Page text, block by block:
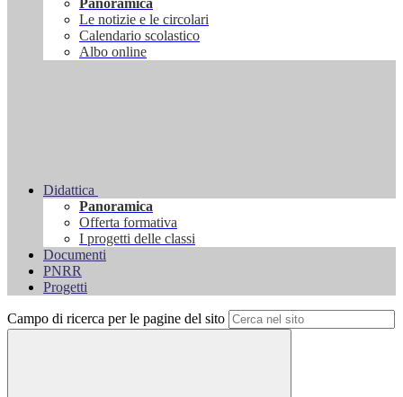
Panoramica
Le notizie e le circolari
Calendario scolastico
Albo online
Didattica
Panoramica
Offerta formativa
I progetti delle classi
Documenti
PNRR
Progetti
Campo di ricerca per le pagine del sito